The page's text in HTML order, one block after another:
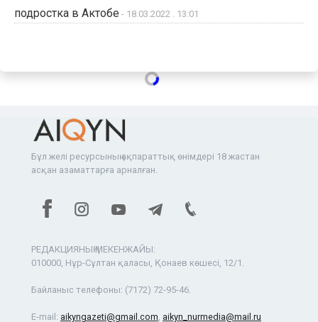
подростка в Актобе - 18.03.2022 . 13:01
Бұл желі ресурсының ақпараттық өнімдері 18 жастан
асқан азаматтарға арналған.
РЕДАКЦИЯНЫҢ МЕКЕНЖАЙЫ:
010000, Нұр-Сұлтан қаласы, Қонаев көшесі, 12/1.
Байланыс телефоны: (7172) 72-95-46.
E-mail: aikyngazeti@gmail.com, aikyn_nurmedia@mail.ru